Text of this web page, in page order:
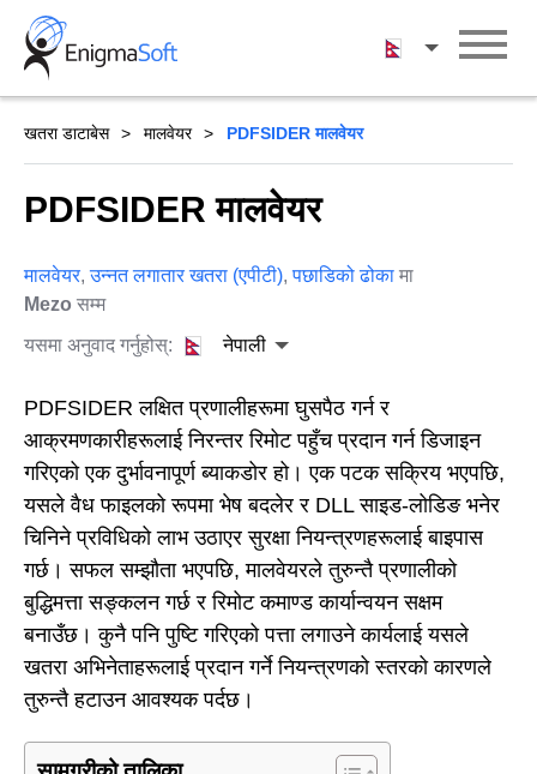
Skip
content
नेपाली
खतरा डाटाबेस मालवेयर PDFSIDER मालवेयर
PDFSIDER मालवेयर
मालवेयर,उन्नत लगातार खतरा (एपीटी),पछाडिको ढोका मा
Mezo सम्म
यसमा अनुवाद गर्नुहोस्:
नेपाली
PDFSIDER लक्षित प्रणालीहरूमा घुसपैठ गर्न र
आक्रमणकारीहरूलाई निरन्तर रिमोट पहुँच प्रदान गर्न डिजाइन
गरिएको एक दुर्भावनापूर्ण ब्याकडोर हो। एक पटक सक्रिय भएपछि,
यसले वैध फाइलको रूपमा भेष बदलेर र DLL साइड-लोडिङ भनेर
चिनिने प्रविधिको लाभ उठाएर सुरक्षा नियन्त्रणहरूलाई बाइपास
गर्छ। सफल सम्झौता भएपछि, मालवेयरले तुरुन्तै प्रणालीको
बुद्धिमत्ता सङ्कलन गर्छ र रिमोट कमाण्ड कार्यान्वयन सक्षम
बनाउँछ। कुनै पनि पुष्टि गरिएको पत्ता लगाउने कार्यलाई यसले
खतरा अभिनेताहरूलाई प्रदान गर्ने नियन्त्रणको स्तरको कारणले
तुरुन्तै हटाउन आवश्यक पर्दछ।